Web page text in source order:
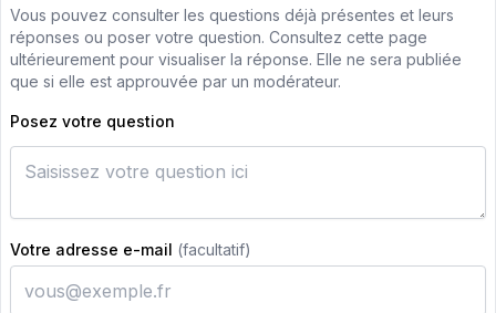
Vous pouvez consulter les questions déjà présentes et leurs
réponses ou poser votre question. Consultez cette page
ultérieurement pour visualiser la réponse. Elle ne sera publiée
que si elle est approuvée par un modérateur.
Posez votre question
Votre adresse e-mail (facultatif)